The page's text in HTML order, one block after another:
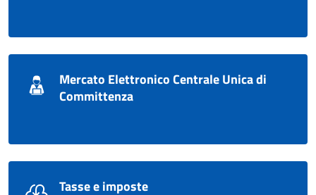
Mercato Elettronico Centrale Unica di
Committenza
Tasse e imposte